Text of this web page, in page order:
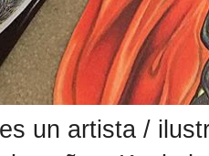
un artista /